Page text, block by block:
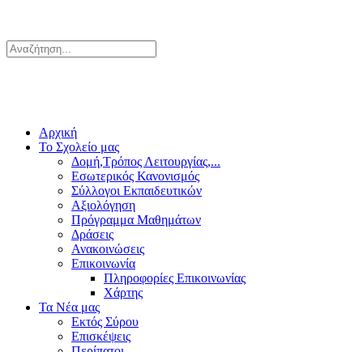
Αρχική
Το Σχολείο μας
Δομή,Τρόπος Λειτουργίας,...
Εσωτερικός Κανονισμός
Σύλλογοι Εκπαιδευτικών
Αξιολόγηση
Πρόγραμμα Μαθημάτων
Δράσεις
Ανακοινώσεις
Επικοινωνία
Πληροφορίες Επικοινωνίας
Χάρτης
Τα Νέα μας
Εκτός Σύρου
Επισκέψεις